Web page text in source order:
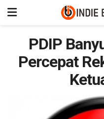
PDIP
Percepat